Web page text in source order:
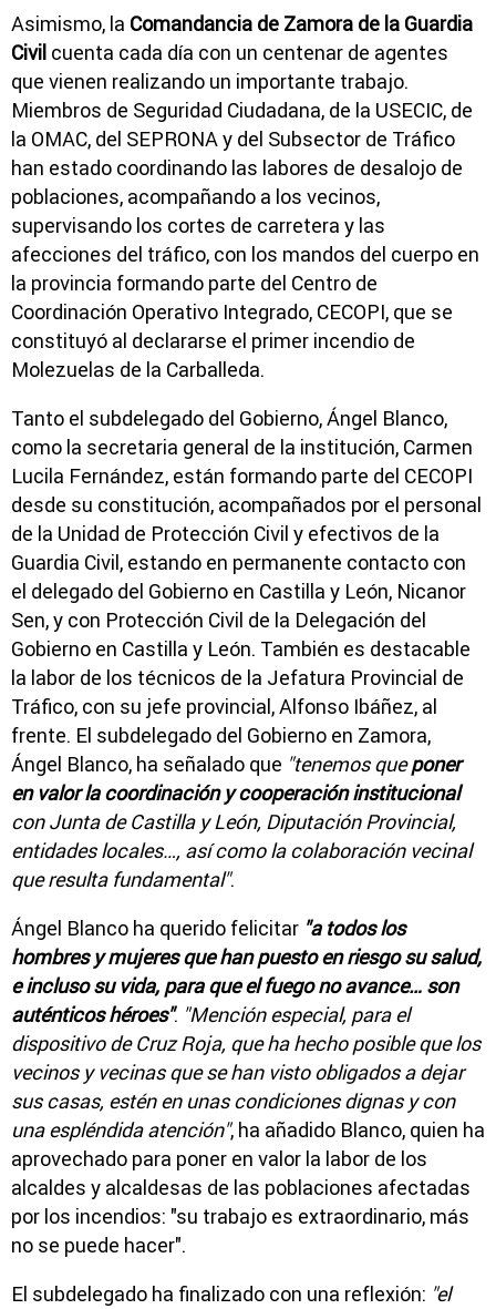
Asimismo, la Comandancia de Zamora de la Guardia
Civil cuenta cada día con un centenar de agentes
que vienen realizando un importante trabajo.
Miembros de Seguridad Ciudadana, de la USECIC, de
la OMAC, del SEPRONA y del Subsector de Tráfico
han estado coordinando las labores de desalojo de
poblaciones, acompañando a los vecinos,
supervisando los cortes de carretera y las
afecciones del tráfico, con los mandos del cuerpo en
la provincia formando parte del Centro de
Coordinación Operativo Integrado, CECOPI, que se
constituyó al declararse el primer incendio de
Molezuelas de la Carballeda.
Tanto el subdelegado del Gobierno, Ángel Blanco,
como la secretaria general de la institución, Carmen
Lucila Fernández, están formando parte del CECOPI
desde su constitución, acompañados por el personal
de la Unidad de Protección Civil y efectivos de la
Guardia Civil, estando en permanente contacto con
el delegado del Gobierno en Castilla y León, Nicanor
Sen, y con Protección Civil de la Delegación del
Gobierno en Castilla y León. También es destacable
la labor de los técnicos de la Jefatura Provincial de
Tráfico, con su jefe provincial, Alfonso Ibáñez, al
frente. El subdelegado del Gobierno en Zamora,
Ángel Blanco, ha señalado que "tenemos queponer
en valor la coordinación y cooperación institucional
con Junta de Castilla y León, Diputación Provincial,
entidades locales…, así como la colaboración vecinal
que resulta fundamental".
Ángel Blanco ha querido felicitar "a todos los
hombres y mujeres que han puesto en riesgo su salud,
e incluso su vida, para que el fuego no avance… son
auténticos héroes". "Mención especial, para el
dispositivo de Cruz Roja, que ha hecho posible que los
vecinos y vecinas que se han visto obligados a dejar
sus casas, estén en unas condiciones dignas y con
una espléndida atención", ha añadido Blanco, quien ha
aprovechado para poner en valor la labor de los
alcaldes y alcaldesas de las poblaciones afectadas
por los incendios: "su trabajo es extraordinario, más
no se puede hacer".
El subdelegado ha finalizado con una reflexión: "el